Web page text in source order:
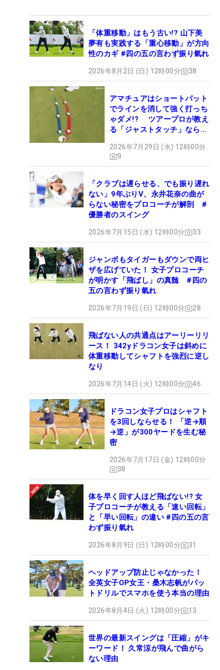
「体重移動」はもう古い!? 山下美
夢有も実践する「重心移動」が方向
性のカギ #四の五の言わず振り氣れ
2026年8月2日 (日) 12時00分 38
アマチュアはショートパット
でラインを消して強く打っち
ゃダメ!? ツアープロが教え
る「ジャストタッチ」なら3
2026年7月29日 (水) 12時00分
9
「クラブは遅らせる、でも振り遅れ
ない」9年ぶりV、永井花奈の曲が
らない秘密をプロコーチが解剖 #
優勝者のスイング
2026年7月15日 (水) 12時00分 33
ジャンボもタイガーもダウンで両ヒ
ザを広げていた！ 女子プロコーチ
が明かす「飛ばし」の真髄 #四の
五の言わず振り氣れ
2026年7月19日 (日) 12時00分 28
飛ばない人の共通点はアーリーリリ
ース！ 342yドラコン女子は斜めに
体重移動してシャフトを強烈に逆し
なり
2026年7月14日 (火) 12時00分 46
ドラコン女子プロはシャフト
を3回しならせる！ 「逆→順
→逆」が300ヤードを生む秘
密
2026年7月17日 (金) 12時00分
38
体を早く回す人ほど飛ばない!? 女
子プロコーチが教える「速い回転」
と「早い回転」の違い #四の五の言
わず振り氣れ
2026年8月9日 (日) 12時00分 31
ヘッドアップ防止じゃなかった！
全英女子OP女王・桑木志帆がパッ
トドリルでスマホを使う本当の理由
2026年8月4日 (火) 12時00分 13
世界の最新スイングは「圧縮」がキ
ーワード！ 久常涼が飛んで曲がら
ない理由